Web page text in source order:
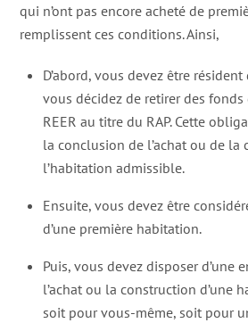
qui n’ont pas encore acheté de
remplissent ces conditions. Ainsi,
D’abord, vous devez être
vous décidez de retirer des
REER au titre du RAP. Cette
la conclusion de l’achat ou de la
l’habitation admissible.
Ensuite, vous devez être
d’une première habitation.
Puis, vous devez disposer d’une
l’achat ou la construction d’une
soit pour vous-même, soit pour